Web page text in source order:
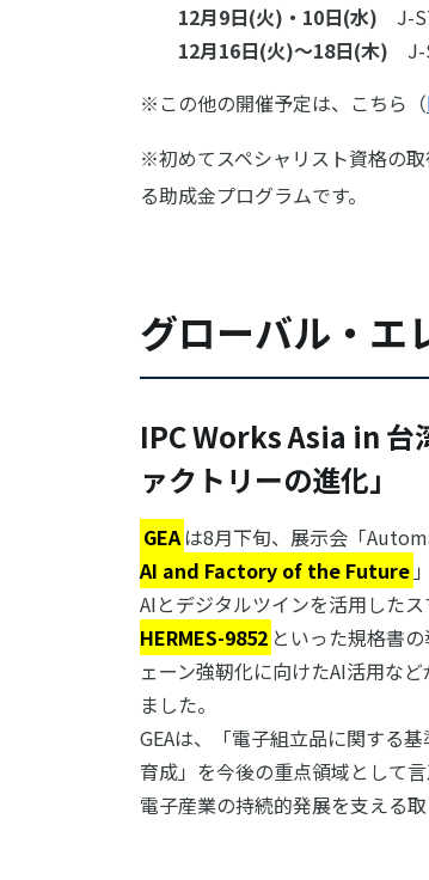
12月9日(火)・10日(水) J-
12月16日(火)～18日(木) J-
※この他の開催予定は、こちら（
※初めてスペシャリスト資格の
る助成金プログラムです。
グローバル・エ
IPC Works Asia in 台
ァクトリーの進化」
GEAは8月下旬、展示会「
AI and Factory of the Future
AIとデジタルツインを活用した
HERMES-9852 といった規格書
ェーン強靭化に向けたAI活用など
ました。
GEAは、「電子組立品に関する
育成」を今後の重点領域として言
電子産業の持続的発展を支える